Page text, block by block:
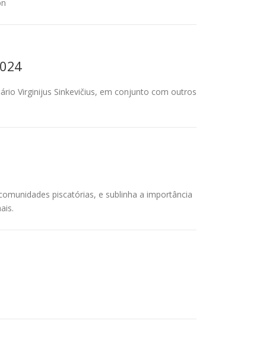
Virginijus Sinkevičius, em conjunto com outros
piscatórias, e sublinha a importância